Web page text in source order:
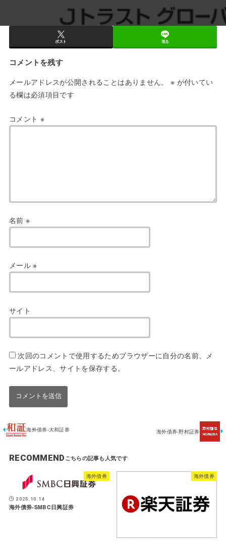
ポスト 送る
コメントを残す
メールアドレスが公開されることはありません。 ※ が付いてい
る欄は必須項目です
コメント ※
名前 ※
メール※
サイト
次回のコメントで使用するためブラウザーに自分の名前、メ
ールアドレス、サイトを保存する。
海外債券-大和証券 海外債券-野村証券
RECOMMEND
海外債券
2025.10.14
海外債券-SMBC日興証券
海外債券